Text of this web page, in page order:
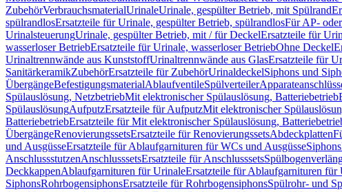
ZubehörVerbrauchsmaterialUrinaleUrinale, gespülter Betrieb, mit Spülrand
spülrandlosErsatzteile für Urinale, gespülter Betrieb, spülrandlosFür AP-
UrinalsteuerungUrinale, gespülter Betrieb, mit / für DeckelErsatzteile für
wasserloser BetriebErsatzteile für Urinale, wasserloser BetriebOhne Deckel
Urinaltrennwände aus KunststoffUrinaltrennwände aus GlasErsatzteile für
SanitärkeramikZubehörErsatzteile für ZubehörUrinaldeckelSiphons und
ÜbergängeBefestigungsmaterialAblaufventileSpülverteiler
Spülauslösung, NetzbetriebMit elektronischer Spülauslösung, Batteriebetrieb
SpülauslösungAufputzErsatzteile für AufputzMit elektronischer
BatteriebetriebErsatzteile für Mit elektronischer Spülauslösung,
ÜbergängeRenovierungssetsErsatzteile für RenovierungssetsAbdeckplatten
und AusgüsseErsatzteile für Ablaufgarnituren für WCs und AusgüsseSiphons
AnschlussstutzenAnschlusssetsErsatzteile für Anschlusssets
DeckkappenAblaufgarnituren für UrinaleErsatzteile für Ablaufgarnituren für
SiphonsRohrbogensiphonsErsatzteile für RohrbogensiphonsSpülrohr- und